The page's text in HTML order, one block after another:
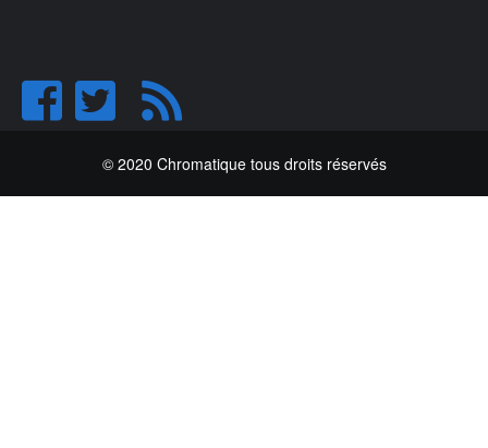
© 2020 Chromatique tous droits réservés